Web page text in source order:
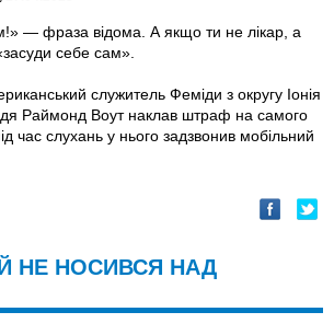
— фраза відома. А якщо ти не лікар, а
себе сам».
служитель Феміди з округу Іонія
Раймонд Воут наклав штраф на самого
час слухань у нього задзвонив мобільний
НЕ НОСИВСЯ НАД